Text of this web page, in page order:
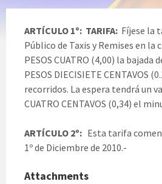
ARTÍCULO 1º: TARIFA: Fíjese la
Público de Taxis y Remises en la
PESOS CUATRO (4,00) la bajada
PESOS DIECISIETE CENTAVOS
recorridos. La espera tendrá un
CUATRO CENTAVOS (0,34) el
ARTÍCULO 2º: Esta tarifa
1º de Diciembre de 2010.-
Attachments